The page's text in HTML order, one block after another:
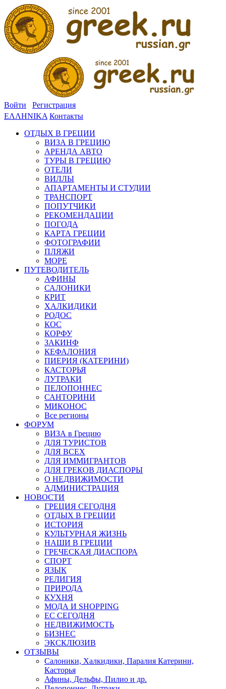
Войти
Регистрация
ΕΛΛΗΝΙΚΑ Контакты
ОТДЫХ В ГРЕЦИИ
ВИЗА В ГРЕЦИЮ
АРЕНДА АВТО
ТУРЫ В ГРЕЦИЮ
ОТЕЛИ
ВИЛЛЫ
АПАРТАМЕНТЫ И СТУДИИ
ТРАНСПОРТ
ПОПУТЧИКИ
РЕКОМЕНДАЦИИ
ПОГОДА
КАРТА ГРЕЦИИ
ФОТОГРАФИИ
ПЛЯЖИ
МОРЕ
ПУТЕВОДИТЕЛЬ
АФИНЫ
САЛОНИКИ
КРИТ
ХАЛКИДИКИ
РОДОС
КОС
КОРФУ
ЗАКИНФ
КЕФАЛОНИЯ
ПИЕРИЯ (КАТЕРИНИ)
КАСТОРЬЯ
ЛУТРАКИ
ПЕЛОПОННЕС
САНТОРИНИ
МИКОНОС
Все регионы
ФОРУМ
ВИЗА в Грецию
ДЛЯ ТУРИСТОВ
ДЛЯ ВСЕХ
ДЛЯ ИММИГРАНТОВ
ДЛЯ ГРЕКОВ ДИАСПОРЫ
О НЕДВИЖИМОСТИ
АДМИНИСТРАЦИЯ
НОВОСТИ
ГРЕЦИЯ СЕГОДНЯ
ОТДЫХ В ГРЕЦИИ
ИСТОРИЯ
КУЛЬТУРНАЯ ЖИЗНЬ
НАШИ В ГРЕЦИИ
ГРЕЧЕСКАЯ ДИАСПОРА
СПОРТ
ЯЗЫК
РЕЛИГИЯ
ПРИРОДА
КУХНЯ
МОДА И SHOPPING
ЕС СЕГОДНЯ
НЕДВИЖИМОСТЬ
БИЗНЕС
ЭКСКЛЮЗИВ
ОТЗЫВЫ
Салоники, Халкидики, Паралия Катерини,
Касторья
Афины, Дельфы, Пилио и др.